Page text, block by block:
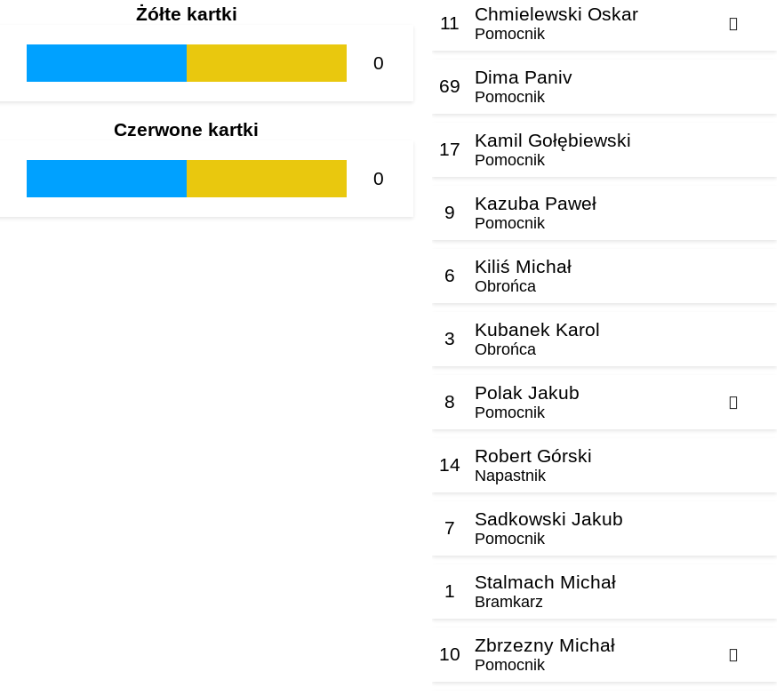
11 Chmielewski Oskar
Pomocnik
69 Dima Paniv
Pomocnik
17 Kamil Gołębiewski
Pomocnik
9 Kazuba Paweł
Pomocnik
6 Kiliś Michał
Obrońca
3 Kubanek Karol
Obrońca
8 Polak Jakub
Pomocnik
14 Robert Górski
Napastnik
7 Sadkowski Jakub
Pomocnik
1 Stalmach Michał
Bramkarz
10 Zbrzezny Michał
Pomocnik
Żółte kartki
0
Czerwone kartki
0